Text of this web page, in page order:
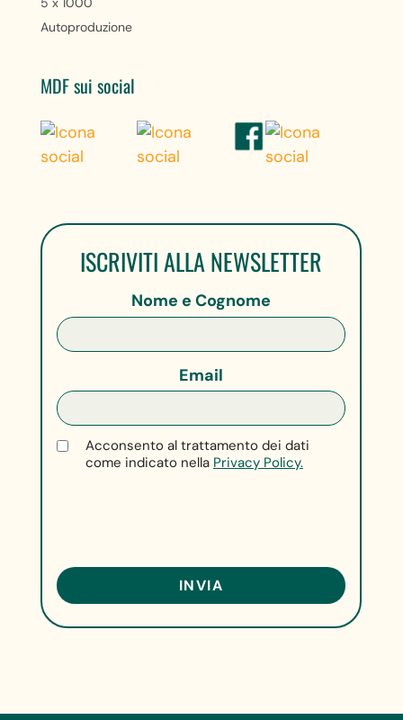
Autoproduzione
MDF sui social
ISCRIVITI ALLA NEWSLETTER
Nome e Cognome
Email
Acconsento al trattamento dei dati
come indicato nella Privacy Policy.